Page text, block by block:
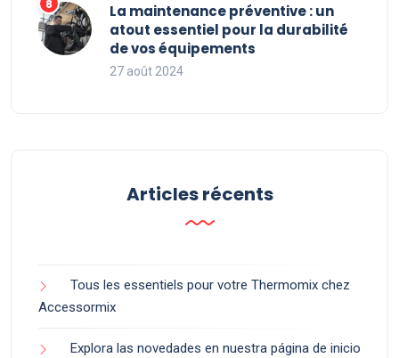
La maintenance préventive : un
atout essentiel pour la durabilité
de vos équipements
27 août 2024
Articles récents
Tous les essentiels pour votre Thermomix chez
Accessormix
Explora las novedades en nuestra página de inicio